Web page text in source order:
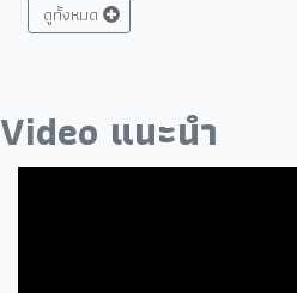
ดูทั้งหมด
Video แนะนำ